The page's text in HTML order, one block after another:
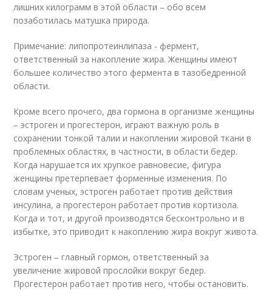
лишних килограмм в этой области – обо всем
позаботилась матушка природа.
Примечание: липопротеинлипаза - фермент,
ответственный за накопление жира. Женщины имеют
большее количество этого фермента в тазобедренной
области.
Кроме всего прочего, два гормона в организме женщины
– эстроген и прогестерон, играют важную роль в
сохранении тонкой талии и накоплении жировой ткани в
проблемных областях, в частности, в области бедер.
Когда нарушается их хрупкое равновесие, фигура
женщины претерпевает форменные изменения. По
словам ученых, эстроген работает против действия
инсулина, а прогестерон работает против кортизола.
Когда и тот, и другой производятся бесконтрольно и в
избытке, это приводит к накоплению жира вокруг живота.
Эстроген – главный гормон, ответственный за
увеличение жировой прослойки вокруг бедер.
Прогестерон работает против него, чтобы остановить.